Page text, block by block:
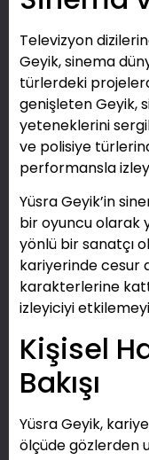
Televizyon
Geyik, sinema
türlerdeki
genişleten Geyik,
yeteneklerini
ve polisiye
performansla
Yüsra Geyik’in
bir oyuncu olarak
yönlü bir sanatçı
kariyerinde cesur
karakterlerine
izleyiciyi
Kişisel
Bakışı
Yüsra Geyik,
ölçüde gözlerden